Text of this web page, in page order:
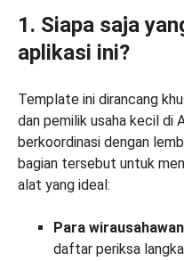
1. Siapa saja
aplikasi ini?
Template ini dirancang
dan pemilik usaha kecil di
berkoordinasi dengan
bagian tersebut untuk
alat yang ideal:
Para
daftar periksa